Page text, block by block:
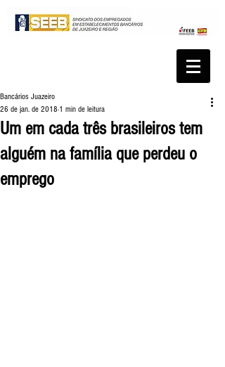
Um em cada três brasileiros tem
alguém na família que perdeu o
emprego
Bancários Juazeiro
26 de jan. de 2018 1 min de leitura